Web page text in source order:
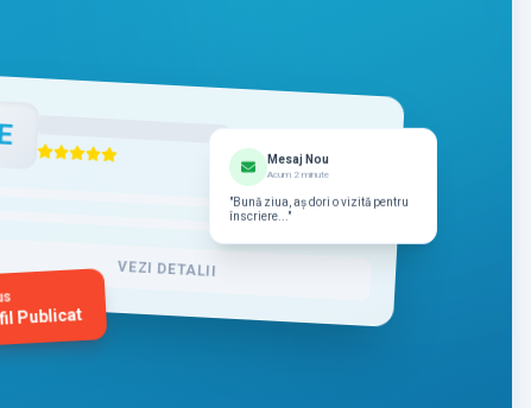
VEZI DETALII
Acum 2 minute
"Bună ziua, aș dori o vizită pentru
înscriere..."
Publicat